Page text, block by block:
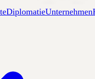
DiplomatieUnternehmen